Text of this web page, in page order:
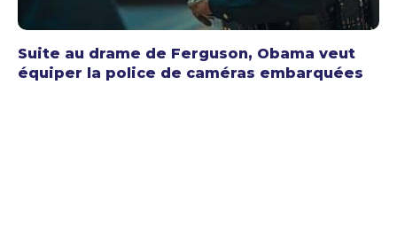
Suite au drame de Ferguson, Obama veut
équiper la police de caméras embarquées